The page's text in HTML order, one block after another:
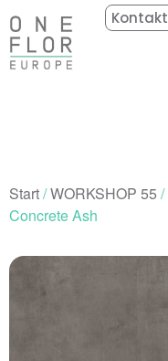
Kontakt
Start/WORKSHOP 55 /
Concrete Ash